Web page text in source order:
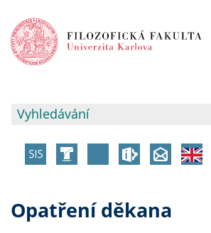
Opatření děkana